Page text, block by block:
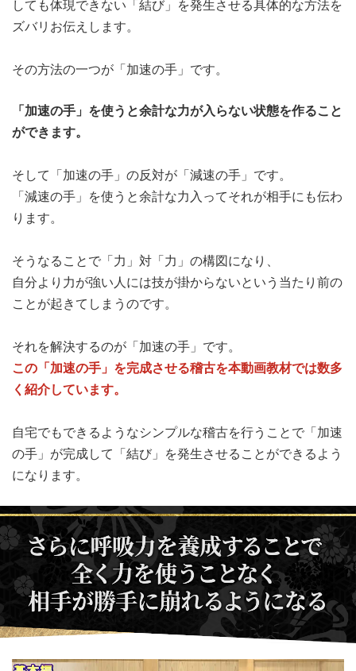
しても体現できない「結び」を発生させる具体的な方法を
ズバリお伝えします。
その方法の一つが「加速の手」です。
「加速の手」を使うと余計な力が入らない状態を作ること
ができます。
そして「加速の手」の反対が「減速の手」です。
「減速の手」を使うと余計な力入ってそれが相手にも伝わ
ります。
そうなることで「力」対「力」の構図になり、
自分より力が強い人には技が掛からないという当たり前の
ことが起きてしまうのです。
それを解決するのが「加速の手」です。
この「加速の手」を完成させる稽古を本動画教材では数多
く紹介しています。
自宅でもできるようなシンプルな稽古を行うことで「加速
の手」が完成して「結び」を発生させることができるよう
になります。